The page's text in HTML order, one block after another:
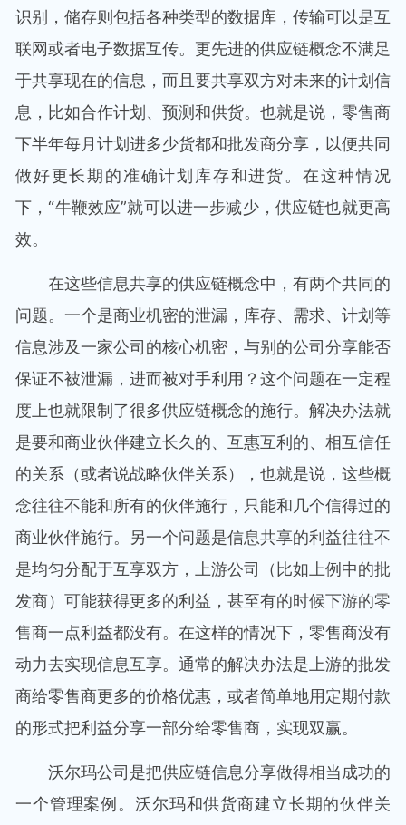
识别，储存则包括各种类型的数据库，传输可以是互
联网或者电子数据互传。更先进的供应链概念不满足
于共享现在的信息，而且要共享双方对未来的计划信
息，比如合作计划、预测和供货。也就是说，零售商
下半年每月计划进多少货都和批发商分享，以便共同
做好更长期的准确计划库存和进货。在这种情况
下，“牛鞭效应”就可以进一步减少，供应链也就更高
效。
在这些信息共享的供应链概念中，有两个共同的
问题。一个是商业机密的泄漏，库存、需求、计划等
信息涉及一家公司的核心机密，与别的公司分享能否
保证不被泄漏，进而被对手利用？这个问题在一定程
度上也就限制了很多供应链概念的施行。解决办法就
是要和商业伙伴建立长久的、互惠互利的、相互信任
的关系（或者说战略伙伴关系），也就是说，这些概
念往往不能和所有的伙伴施行，只能和几个信得过的
商业伙伴施行。另一个问题是信息共享的利益往往不
是均匀分配于互享双方，上游公司（比如上例中的批
发商）可能获得更多的利益，甚至有的时候下游的零
售商一点利益都没有。在这样的情况下，零售商没有
动力去实现信息互享。通常的解决办法是上游的批发
商给零售商更多的价格优惠，或者简单地用定期付款
的形式把利益分享一部分给零售商，实现双赢。
沃尔玛公司是把供应链信息分享做得相当成功的
一个管理案例。沃尔玛和供货商建立长期的伙伴关